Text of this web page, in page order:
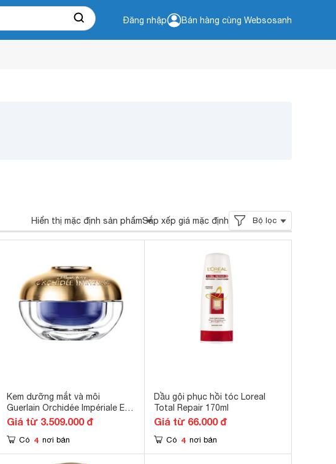
Đăng nhập Bán hàng cùng Websosanh
Hiển thị mặc định sản phẩmSắp xếp giá mặc định Bộ lọc
Kem dưỡng mắt và môi
Guerlain Orchidée Impériale Eye
and Lip
Giá từ 3.509.000 đ
Có 4 nơi bán
Dầu gội phục hồi tóc Loreal
Total Repair 170ml
Giá từ 66.000 đ
Có 4 nơi bán